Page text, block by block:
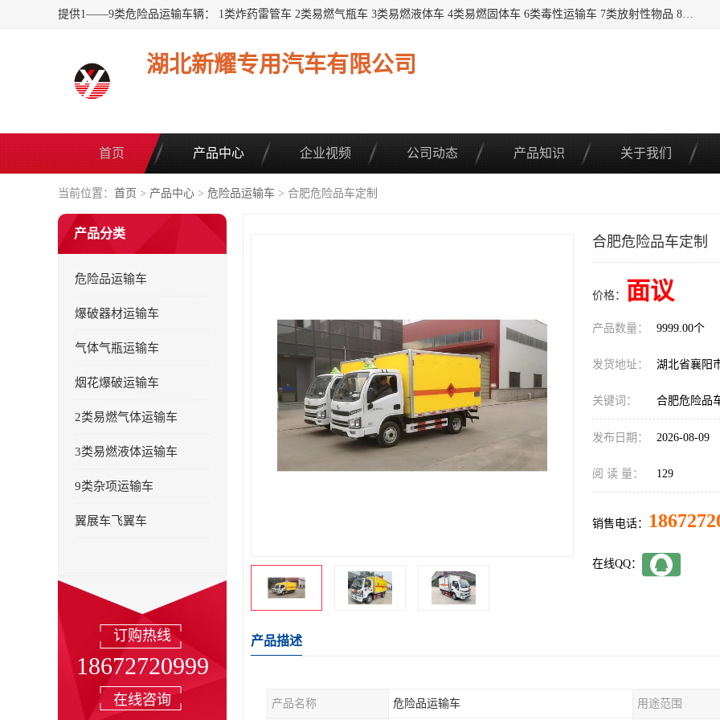
提供1——9类危险品运输车辆： 1类炸药雷管车 2类易燃气瓶车 3类易燃液体车 4类易燃固体车 6类毒性运输车 7类放射性物品 8类腐蚀性物品 9类杂项类物品 各类底盘，品种齐全。厂家直供，品质保证。 公告品种环保齐全，上牌无忧。 全国可送货上门，可分期，可*，可包牌。 详情可咨询: *（微信同号）
湖北新耀专用汽车有限公司
首页 产品中心 企业视频 公司动态 产品知识 关于我们
当前位置： 首页 > 产品中心 > 危险品运输车 > 合肥危险品车定制
产品分类
危险品运输车
爆破器材运输车
气体气瓶运输车
烟花爆破运输车
2类易燃气体运输车
3类易燃液体运输车
9类杂项运输车
翼展车飞翼车
订购热线
18672720999
在线咨询
合肥危险品车定制
价格： 面议
产品数量： 9999.00个
发货地址： 湖北省襄阳
关键词： 合肥危险品
发布日期： 2026-08-09
阅 读 量： 129
销售电话：
在线QQ：
产品描述
产品名称 危险品运输车 用途范围